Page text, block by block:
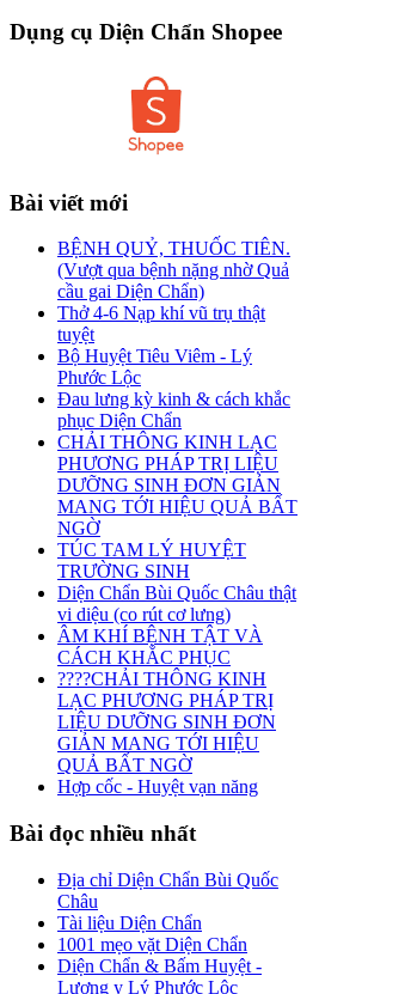
Dụng cụ Diện Chẩn Shopee
Bài viết mới
BỆNH QUỶ, THUỐC TIÊN.
(Vượt qua bệnh nặng nhờ Quả
cầu gai Diện Chẩn)
Thở 4-6 Nạp khí vũ trụ thật
tuyệt
Bộ Huyệt Tiêu Viêm - Lý
Phước Lộc
Đau lưng kỳ kinh & cách khắc
phục Diện Chẩn
CHẢI THÔNG KINH LẠC
PHƯƠNG PHÁP TRỊ LIỆU
DƯỠNG SINH ĐƠN GIẢN
MANG TỚI HIỆU QUẢ BẤT
NGỜ
TÚC TAM LÝ HUYỆT
TRƯỜNG SINH
Diện Chẩn Bùi Quốc Châu thật
vi diệu (co rút cơ lưng)
ÂM KHÍ BỆNH TẬT VÀ
CÁCH KHẮC PHỤC
????CHẢI THÔNG KINH
LẠC PHƯƠNG PHÁP TRỊ
LIỆU DƯỠNG SINH ĐƠN
GIẢN MANG TỚI HIỆU
QUẢ BẤT NGỜ
Hợp cốc - Huyệt vạn năng
Bài đọc nhiều nhất
Địa chỉ Diện Chẩn Bùi Quốc
Châu
Tài liệu Diện Chẩn
1001 mẹo vặt Diện Chẩn
Diện Chẩn & Bấm Huyệt -
Lương y Lý Phước Lộc